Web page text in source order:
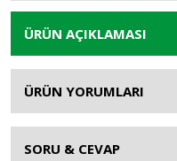
ÜRÜN AÇIKLAMASI
ÜRÜN YORUMLARI
SORU & CEVAP